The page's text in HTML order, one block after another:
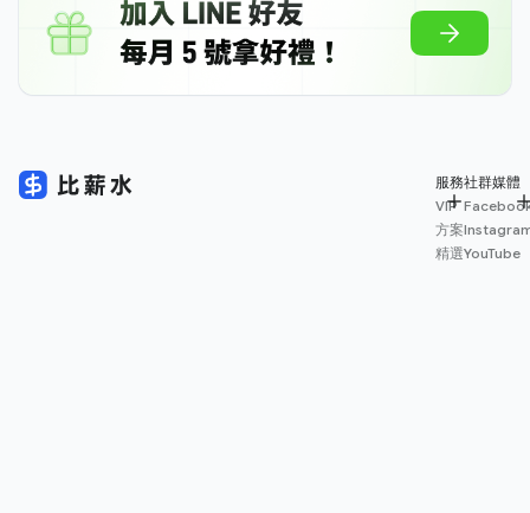
服務
VIP
方案
精選
社群媒體
YouTube